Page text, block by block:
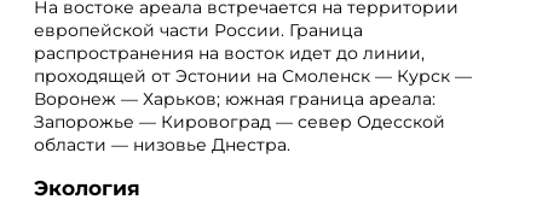
На востоке ареала встречается на территории
европейской части России. Граница
распространения на восток идет до линии,
проходящей от Эстонии на Смоленск — Курск —
Воронеж — Харьков; южная граница ареала:
Запорожье — Кировоград — север Одесской
области — низовье Днестра.
Экология